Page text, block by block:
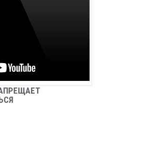
СОТРУДНИКИ МИЛИЦИИ
Новости
ДОБРОВОЛЬЦА
НАЗВАЛИ В СЕЛЕ